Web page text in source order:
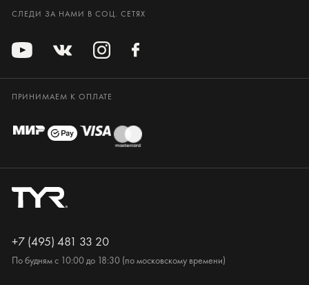
СЛЕДИ ЗА НАМИ В СОЦ. СЕТЯХ
ПРИНИМАЕМ К ОПЛАТЕ
+7 (495) 481 33 20
По будням с 10:00 до 18:30 (по московскому времени)